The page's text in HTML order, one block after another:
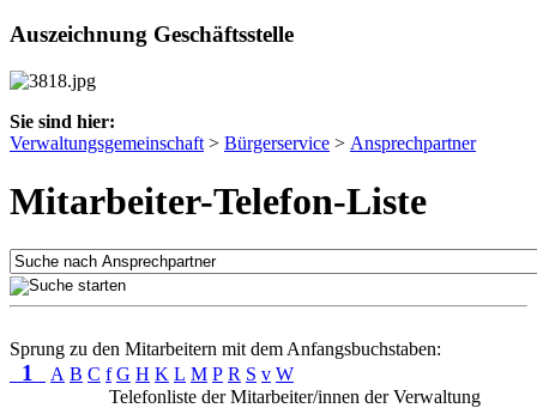
Auszeichnung Geschäftsstelle
Sie sind hier:
Verwaltungsgemeinschaft > Bürgerservice > Ansprechpartner
Mitarbeiter-Telefon-Liste
Sprung zu den Mitarbeitern mit dem Anfangsbuchstaben:
1 A B C f G H K L M P R S v W
Telefonliste der Mitarbeiter/innen der Verwaltung